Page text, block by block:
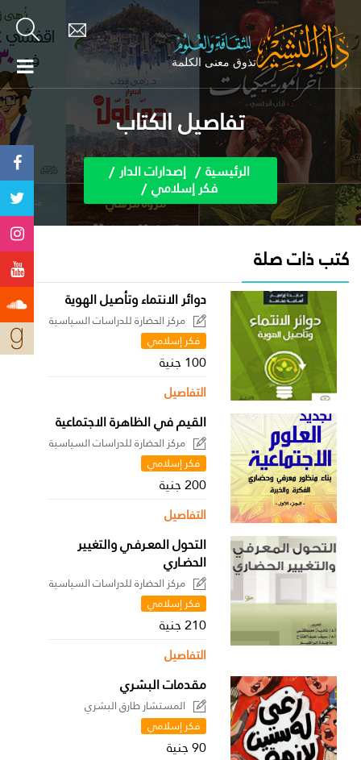
تفاصيل الكتاب
الرئيسية إصدارات الدار
فكر إسلامي
كتب ذات صلة
دوائر الانتماء وتأصيل الهوية
مركز الحضارة للدراسات السياسية
فكر إسلامي
100 جنية
التفاصيل
القيم في الظاهرة الاجتماعية
مركز الحضارة للدراسات السياسية
فكر إسلامي
200 جنية
التفاصيل
التحول المعـرفـي والتغيير
الحضـاري
مركز الحضارة للدراسات السياسية
فكر إسلامي
210 جنية
التفاصيل
مقدمات البشري
المستشار طارق البشري
فكر إسلامي
90 جنية